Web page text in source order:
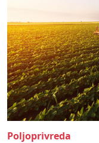
Poljoprivreda